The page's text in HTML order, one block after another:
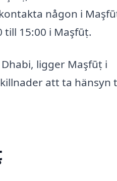
någon i
till 15:00 i Maşfūṭ.
ligger Maşfūṭ i
att ta hänsyn